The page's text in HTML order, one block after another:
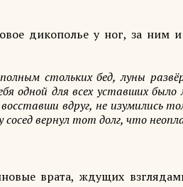
дикополье у ног, за ним
стольких бед, луны
одной для всех уставших было
вдруг, не изумились
вернул тот долг, что
врата, ждущих